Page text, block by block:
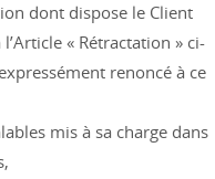
dont dispose le Client
« Rétractation » ci-
renoncé à ce
mis à sa charge dans